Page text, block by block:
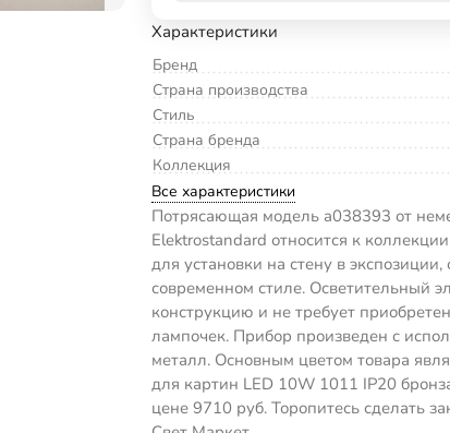
Характеристики
Бренд
Страна производства
Стиль
Страна бренда
Коллекция
Все характеристики
Потрясающая модель a038393 от
Elektrostandard относится к
для установки на стену в
современном стиле. Осветительный
конструкцию и не требует
лампочек. Прибор произведен с
металл. Основным цветом товара
для картин LED 10W 1011 IP20
цене 9710 руб. Торопитесь сделать